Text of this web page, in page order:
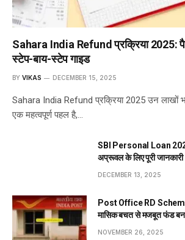
Sahara India Refund प्रक्रिया 2025:
स्टेप-बाय-स्टेप गाइड
BY VIKAS DECEMBER 15, 2025
Sahara India Refund प्रक्रिया 2025 उन लाखों
एक महत्वपूर्ण पहल है,…
SBI Personal Loan
अप्रूवल के लिए पूरी जानकारी
DECEMBER 13, 2025
Post Office RD
मासिक बचत से मजबूत फंड
NOVEMBER 26, 2025